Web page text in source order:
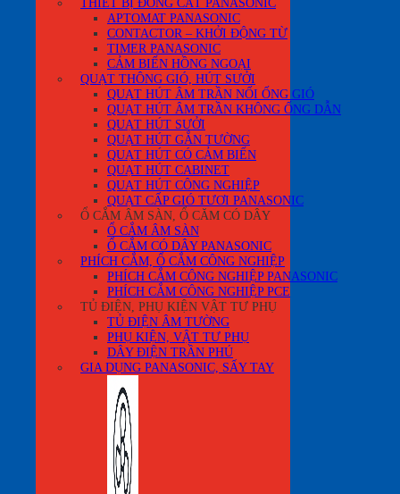
THIẾT BỊ ĐÓNG CẮT PANASONIC
APTOMAT PANASONIC
CONTACTOR – KHỞI ĐỘNG TỪ
TIMER PANASONIC
CẢM BIẾN HỒNG NGOẠI
QUẠT THÔNG GIÓ, HÚT SƯỞI
QUẠT HÚT ÂM TRẦN NỐI ỐNG GIÓ
QUẠT HÚT ÂM TRẦN KHÔNG ỐNG DẪN
QUẠT HÚT SƯỞI
QUẠT HÚT GẮN TƯỜNG
QUẠT HÚT CÓ CẢM BIẾN
QUẠT HÚT CABINET
QUẠT HÚT CÔNG NGHIỆP
QUẠT CẤP GIÓ TƯƠI PANASONIC
Ổ CẮM ÂM SÀN, Ổ CĂM CÓ DÂY
Ổ CẮM ÂM SÀN
Ổ CẮM CÓ DÂY PANASONIC
PHÍCH CẮM, Ổ CẮM CÔNG NGHIỆP
PHÍCH CẮM CÔNG NGHIỆP PANASONIC
PHÍCH CẮM CÔNG NGHIỆP PCE
TỦ ĐIỆN, PHỤ KIỆN VẬT TƯ PHỤ
TỦ ĐIỆN ÂM TƯỜNG
PHỤ KIỆN, VẬT TƯ PHỤ
DÂY ĐIỆN TRẦN PHÚ
GIA DỤNG PANASONIC, SẤY TAY